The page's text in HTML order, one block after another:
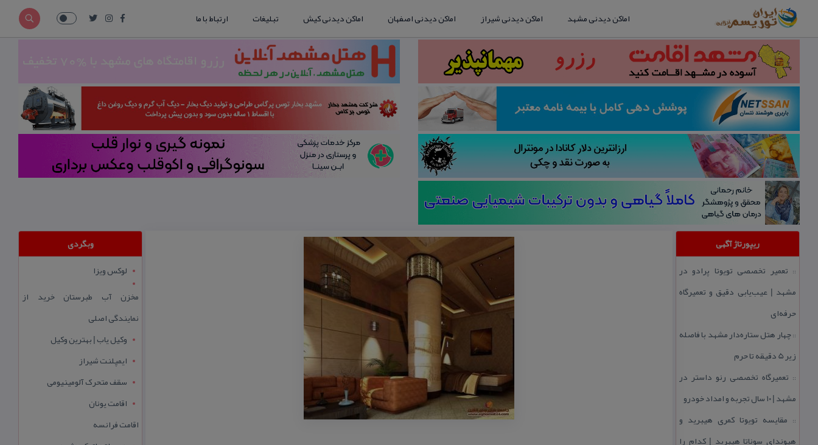
اماکن دیدنی مشهد اماکن دیدنی شیراز اماکن دیدنی اصفهان اماکن دیدنی کیش تبلیغات ارتباط با ما
ریپورتاژ آگهی
:: تعمیر تخصصی تویوتا پرادو در
مشهد | عیب‌یابی دقیق و تعمیرگاه
حرفه‌ای
::چهار هتل‌ ستاره‌دار مشهد با فاصله
زیر 5 دقیقه تا حرم
:: تعمیرگاه تخصصی رنو داستر در
مشهد | ۱۰ سال تجربه و امداد خودرو
:: مقایسه تویوتا كمری هیبرید و
هیوندای سوناتا هیبرید | كدام را
وبگردی
لوکس ویزا
مخزن آب طبرستان خرید از
نمایندگی اصلی
وکیل یاب | بهترین وکیل
ایمپلنت شیراز
سقف متحرک آلومینیومی
اقامت یونان
اقامت فرانسه